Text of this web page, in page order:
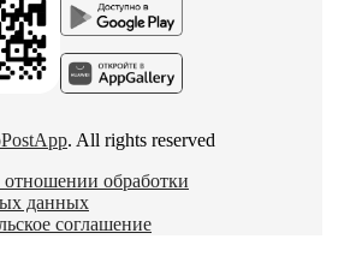
. All rights reserved
обработки
данных
соглашение